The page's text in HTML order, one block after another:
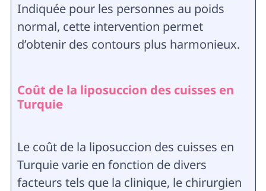
Indiquée pour les personnes au poids
normal, cette intervention permet
d’obtenir des contours plus harmonieux.
Coût de la liposuccion des cuisses en
Turquie
Le coût de la liposuccion des cuisses en
Turquie varie en fonction de divers
facteurs tels que la clinique, le chirurgien